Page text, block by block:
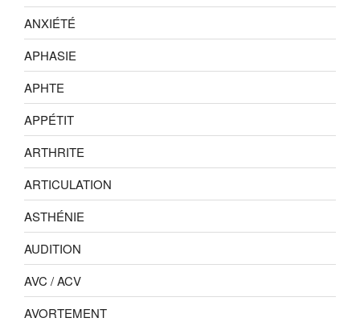
ANXIÉTÉ
APHASIE
APHTE
APPÉTIT
ARTHRITE
ARTICULATION
ASTHÉNIE
AUDITION
AVC / ACV
AVORTEMENT